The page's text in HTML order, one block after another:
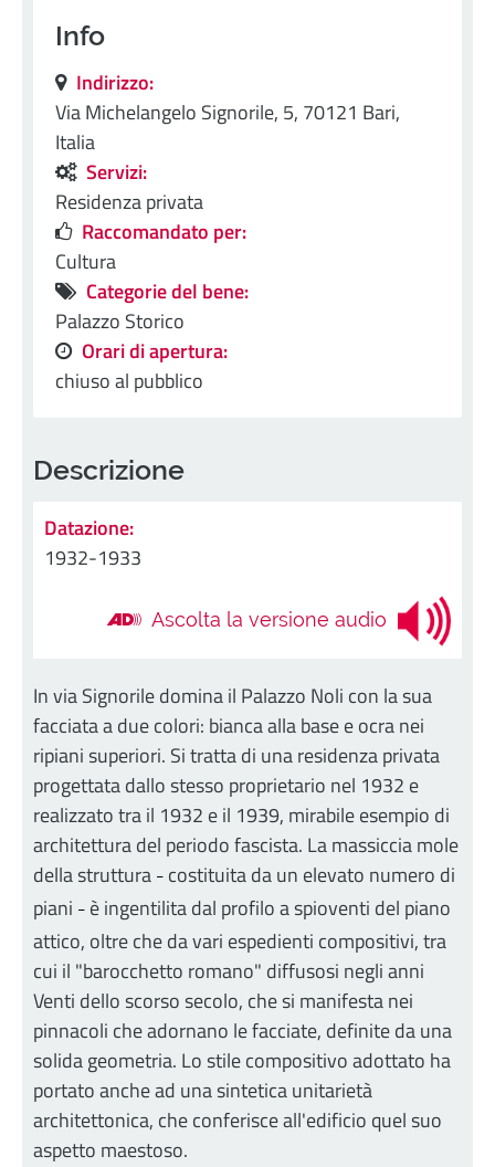
Info
Indirizzo:
Via Michelangelo Signorile, 5, 70121 Bari,
Italia
Servizi:
Residenza privata
Raccomandato per:
Cultura
Categorie del bene:
Palazzo Storico
Orari di apertura:
chiuso al pubblico
Descrizione
Datazione:
1932-1933
Ascolta la versione audio
In via Signorile domina il Palazzo Noli con la sua
facciata a due colori: bianca alla base e ocra nei
ripiani superiori. Si tratta di una residenza privata
progettata dallo stesso proprietario nel 1932 e
realizzato tra il 1932 e il 1939, mirabile esempio di
architettura del periodo fascista. La massiccia mole
della struttura – costituita da un elevato numero di
piani – è ingentilita dal profilo a spioventi del piano
attico, oltre che da vari espedienti compositivi, tra
cui il "barocchetto romano" diffusosi negli anni
Venti dello scorso secolo, che si manifesta nei
pinnacoli che adornano le facciate, definite da una
solida geometria. Lo stile compositivo adottato ha
portato anche ad una sintetica unitarietà
architettonica, che conferisce all'edificio quel suo
aspetto maestoso.